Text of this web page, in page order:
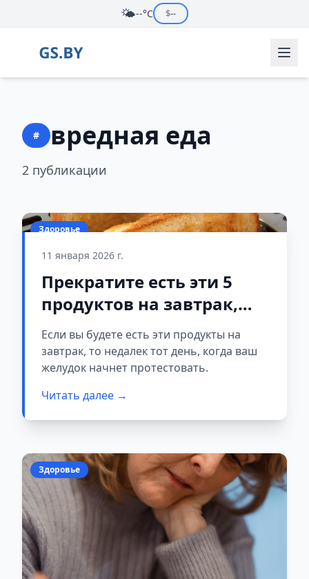
🌤️--°C $--
# вредная еда
2 публикации
Здоровье
11 января 2026 г.
Прекратите есть эти 5
продуктов на завтрак,
как бы сильно вы их ни
любили: позаботьтесь о
своем желудке
Если вы будете есть эти продукты на
завтрак, то недалек тот день, когда ваш
желудок начнет протестовать.
Читать далее →
Здоровье